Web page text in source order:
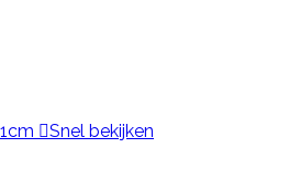
Snel bekijken